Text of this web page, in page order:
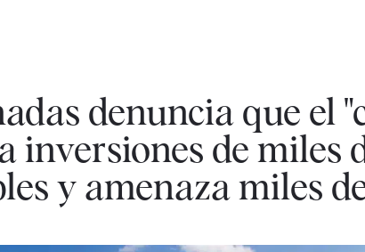
denuncia que el
inversiones de miles
y amenaza miles